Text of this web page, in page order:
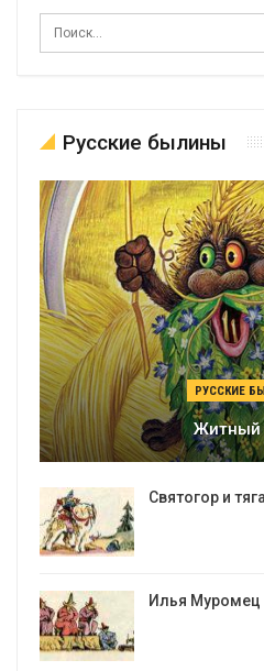
Русские былины
РУССКИЕ
Святогор и
Илья Муромец